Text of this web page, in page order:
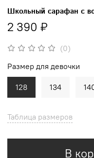
(0)
Школьный сарафан с
2 390 ₽
Таблица размеров
В
Размер для девочки
128 134